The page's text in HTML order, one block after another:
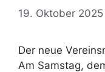
19. Oktober 2025
Der neue
Am Samstag,